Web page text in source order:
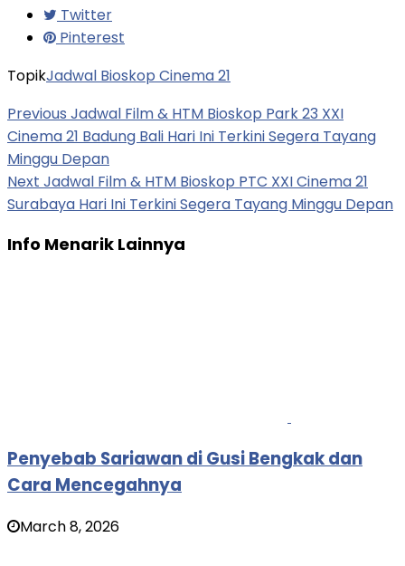
Twitter
Pinterest
TopikJadwal Bioskop Cinema 21
Previous Jadwal Film & HTM Bioskop Park 23 XXI
Cinema 21 Badung Bali Hari Ini Terkini Segera Tayang
Minggu Depan
Next Jadwal Film & HTM Bioskop PTC XXI Cinema 21
Surabaya Hari Ini Terkini Segera Tayang Minggu Depan
Info Menarik Lainnya
Penyebab Sariawan di Gusi Bengkak dan
Cara Mencegahnya
March 8, 2026